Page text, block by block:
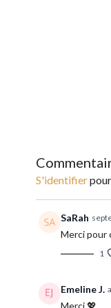
S'identifier
SaRah
Merci pour
1
Emeline J.
Merci 💖